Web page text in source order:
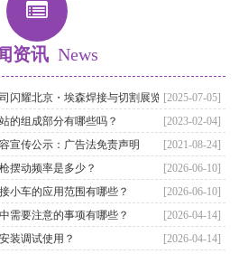
资讯 News
[2025-07-05]
闪耀北京・埃森焊接与切割展览会
[2023-02-04]
的组成部分有哪些吗？
[2021-08-24]
宣传公示：广告法免责声明
[2026-06-10]
摆动频率是多少？
[2026-06-10]
小车的应用范围有哪些？
[2026-04-14]
需要注意的事项有哪些？
[2026-04-14]
装调试使用？